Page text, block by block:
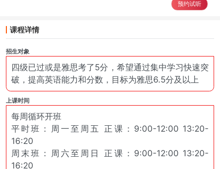
预约试听
课程详情
招生对象
四级已过或是雅思考了5分，希望通过集中学习快速突
破，提高英语能力和分数，目标为雅思6.5分及以上
上课时间
每周循环开班
平时班：周一至周五 正课：9:00-12:00 13:20-
16:20
周末班：周六至周日 正课：9:00-12:00 13:20-
16:20